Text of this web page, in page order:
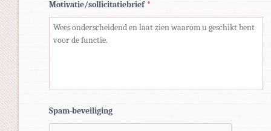
Motivatie/sollicitatiebrief *
Spam-beveiliging